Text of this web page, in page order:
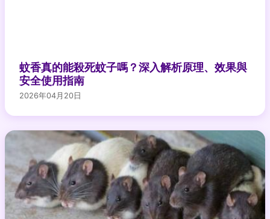
蚊香真的能殺死蚊子嗎？深入解析原理、效果與
安全使用指南
2026年04月20日